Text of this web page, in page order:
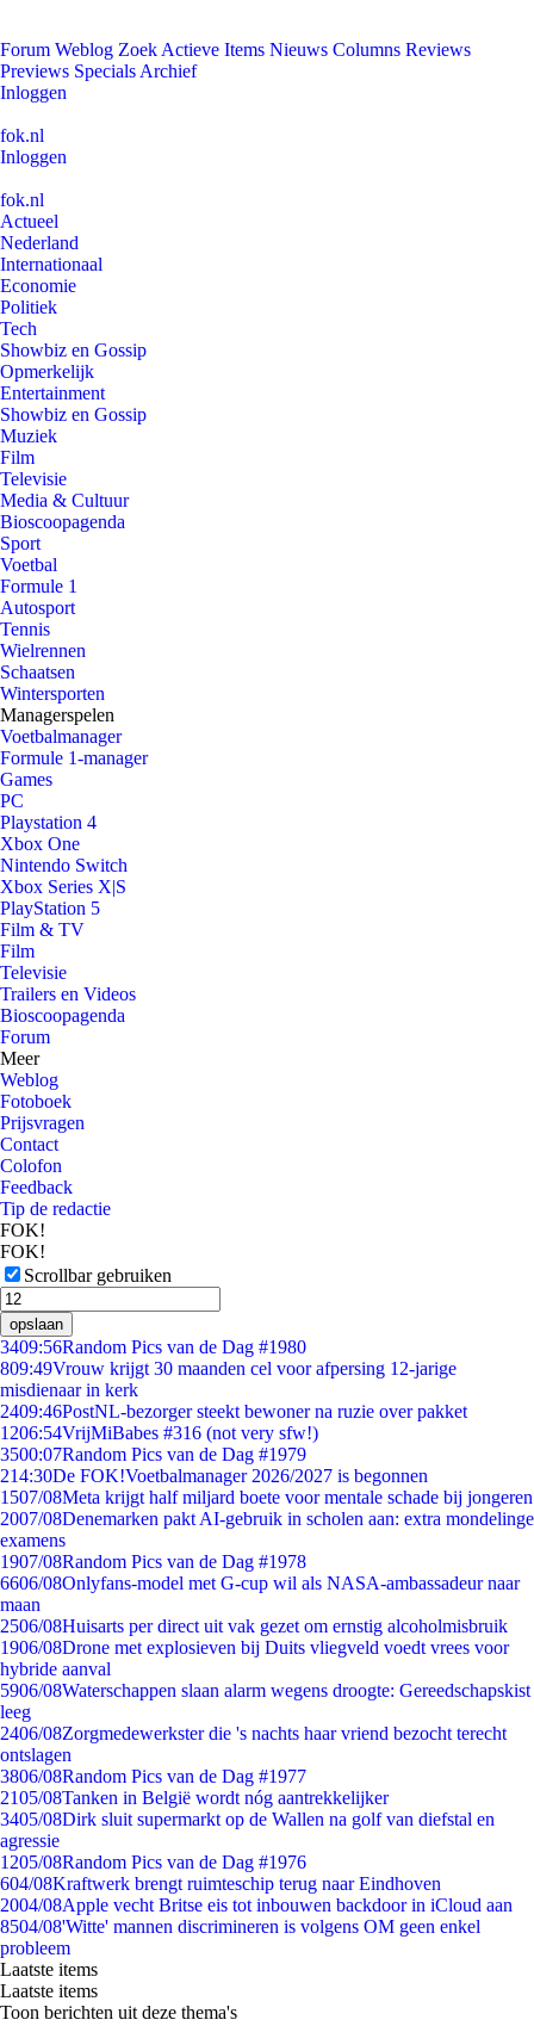
Forum Weblog Zoek Actieve Items Nieuws Columns Reviews
Previews Specials Archief
Inloggen
fok.nl
Inloggen
fok.nl
Actueel
Nederland
Internationaal
Economie
Politiek
Tech
Showbiz en Gossip
Opmerkelijk
Entertainment
Showbiz en Gossip
Muziek
Film
Televisie
Media & Cultuur
Bioscoopagenda
Sport
Voetbal
Formule 1
Autosport
Tennis
Wielrennen
Schaatsen
Wintersporten
Managerspelen
Voetbalmanager
Formule 1-manager
Games
PC
Playstation 4
Xbox One
Nintendo Switch
Xbox Series X|S
PlayStation 5
Film & TV
Film
Televisie
Trailers en Videos
Bioscoopagenda
Forum
Meer
Weblog
Fotoboek
Prijsvragen
Contact
Colofon
Feedback
Tip de redactie
FOK!
FOK!
Scrollbar gebruiken
opslaan
3409:56Random Pics van de Dag #1980
809:49Vrouw krijgt 30 maanden cel voor afpersing 12-jarige
misdienaar in kerk
2409:46PostNL-bezorger steekt bewoner na ruzie over pakket
1206:54VrijMiBabes #316 (not very sfw!)
3500:07Random Pics van de Dag #1979
214:30De FOK!Voetbalmanager 2026/2027 is begonnen
1507/08Meta krijgt half miljard boete voor mentale schade bij jongeren
2007/08Denemarken pakt AI-gebruik in scholen aan: extra mondelinge
examens
1907/08Random Pics van de Dag #1978
6606/08Onlyfans-model met G-cup wil als NASA-ambassadeur naar
maan
2506/08Huisarts per direct uit vak gezet om ernstig alcoholmisbruik
1906/08Drone met explosieven bij Duits vliegveld voedt vrees voor
hybride aanval
5906/08Waterschappen slaan alarm wegens droogte: Gereedschapskist
leeg
2406/08Zorgmedewerkster die 's nachts haar vriend bezocht terecht
ontslagen
3806/08Random Pics van de Dag #1977
2105/08Tanken in België wordt nóg aantrekkelijker
3405/08Dirk sluit supermarkt op de Wallen na golf van diefstal en
agressie
1205/08Random Pics van de Dag #1976
604/08Kraftwerk brengt ruimteschip terug naar Eindhoven
2004/08Apple vecht Britse eis tot inbouwen backdoor in iCloud aan
8504/08'Witte' mannen discrimineren is volgens OM geen enkel
probleem
Laatste items
Laatste items
Toon berichten uit deze thema's